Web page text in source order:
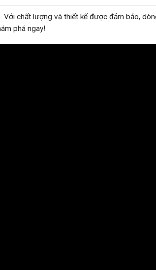
Với chất lượng và thiết kế được đảm bảo,
phá ngay!